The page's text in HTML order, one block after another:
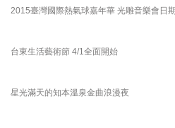
2015臺灣國際熱氣球嘉年華 光雕音樂會日
台東生活藝術節 4/1全面開始
星光滿天的知本溫泉金曲浪漫夜